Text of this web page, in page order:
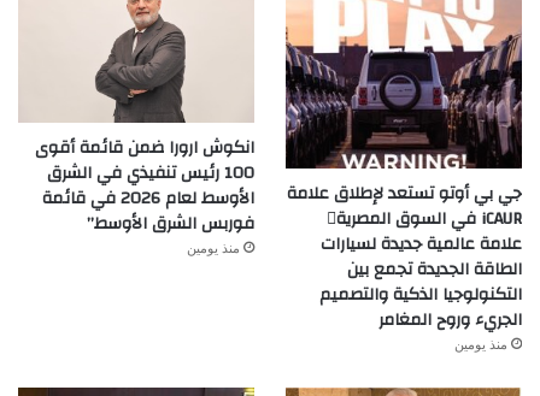
جي بي أوتو تستعد لإطلاق علامة
iCAUR في السوق المصرية
علامة عالمية جديدة لسيارات
الطاقة الجديدة تجمع بين
التكنولوجيا الذكية والتصميم
الجريء وروح المغامر
منذ يومين
انكوش ارورا ضمن قائمة أقوى
100 رئيس تنفيذي في الشرق
الأوسط لعام 2026 في قائمة
فوربس الشرق الأوسط”
منذ يومين